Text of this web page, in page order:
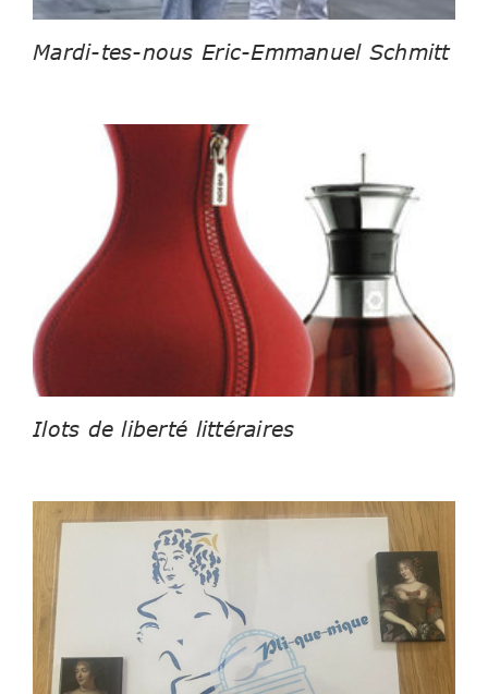
Mardi-tes-nous Eric-Emmanuel Schmitt
Ilots de liberté littéraires